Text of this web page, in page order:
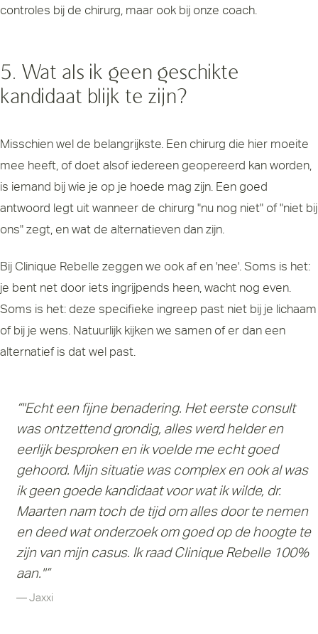
controles bij de chirurg, maar ook bij onze coach.
5. Wat als ik geen geschikte
kandidaat blijk te zijn?
Misschien wel de belangrijkste. Een chirurg die hier moeite
mee heeft, of doet alsof iedereen geopereerd kan worden,
is iemand bij wie je op je hoede mag zijn. Een goed
antwoord legt uit wanneer de chirurg "nu nog niet" of "niet bij
ons" zegt, en wat de alternatieven dan zijn.
Bij Clinique Rebelle zeggen we ook af en 'nee'. Soms is het:
je bent net door iets ingrijpends heen, wacht nog even.
Soms is het: deze specifieke ingreep past niet bij je lichaam
of bij je wens. Natuurlijk kijken we samen of er dan een
alternatief is dat wel past.
“"Echt een fijne benadering. Het eerste consult
was ontzettend grondig, alles werd helder en
eerlijk besproken en ik voelde me echt goed
gehoord. Mijn situatie was complex en ook al was
ik geen goede kandidaat voor wat ik wilde, dr.
Maarten nam toch de tijd om alles door te nemen
en deed wat onderzoek om goed op de hoogte te
zijn van mijn casus. Ik raad Clinique Rebelle 100%
aan."”
— Jaxxi